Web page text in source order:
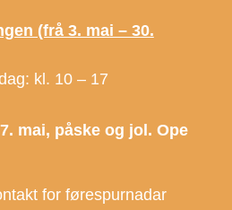
(frå 3. mai – 30.
kl. 10 – 17
mai, påske og jol. Ope
for førespurnadar